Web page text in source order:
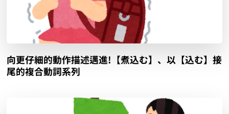
向更仔細的動作描述邁進!【煮込む】、以【込む】接
尾的複合動詞系列